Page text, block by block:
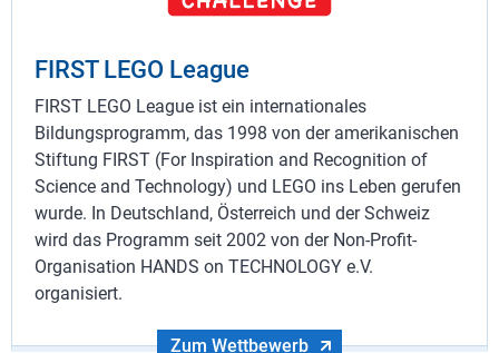
FIRST LEGO League
FIRST LEGO League ist ein internationales
Bildungsprogramm, das 1998 von der amerikanischen
Stiftung FIRST (For Inspiration and Recognition of
Science and Technology) und LEGO ins Leben gerufen
wurde. In Deutschland, Österreich und der Schweiz
wird das Programm seit 2002 von der Non-Profit-
Organisation HANDS on TECHNOLOGY e.V.
organisiert.
Zum Wettbewerb